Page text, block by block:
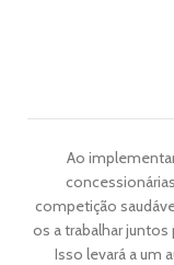
Ao
competição
os a trabalhar juntos
Isso levará a um